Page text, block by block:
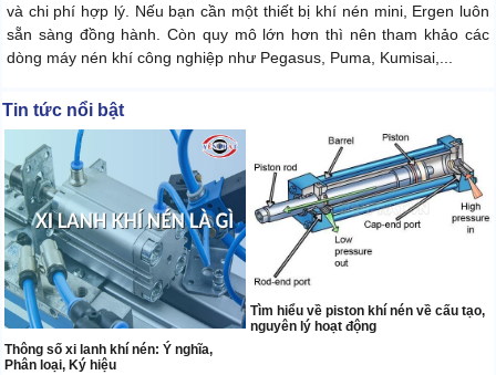
và chi phí hợp lý. Nếu bạn cần một thiết bị khí nén mini, Ergen luôn
sẵn sàng đồng hành. Còn quy mô lớn hơn thì nên tham khảo các
dòng máy nén khí công nghiệp như Pegasus, Puma, Kumisai,...
Tin tức nổi bật
Thông số xi lanh khí nén: Ý nghĩa,
Phân loại, Ký hiệu
Tìm hiểu về piston khí nén về cấu tạo,
nguyên lý hoạt động